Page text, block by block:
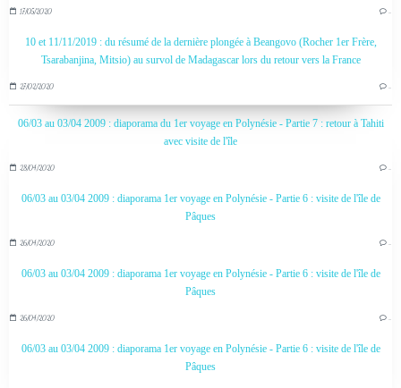
17/05/2020 …
10 et 11/11/2019 : du résumé de la dernière plongée à Beangovo (Rocher 1er Frère,
Tsarabanjina, Mitsio) au survol de Madagascar lors du retour vers la France
27/02/2020 …
06/03 au 03/04 2009 : diaporama du 1er voyage en Polynésie - Partie 7 : retour à Tahiti
avec visite de l'île
28/04/2020 …
06/03 au 03/04 2009 : diaporama 1er voyage en Polynésie - Partie 6 : visite de l'île de
Pâques
26/04/2020 …
06/03 au 03/04 2009 : diaporama 1er voyage en Polynésie - Partie 6 : visite de l'île de
Pâques
26/04/2020 …
06/03 au 03/04 2009 : diaporama 1er voyage en Polynésie - Partie 6 : visite de l'île de
Pâques